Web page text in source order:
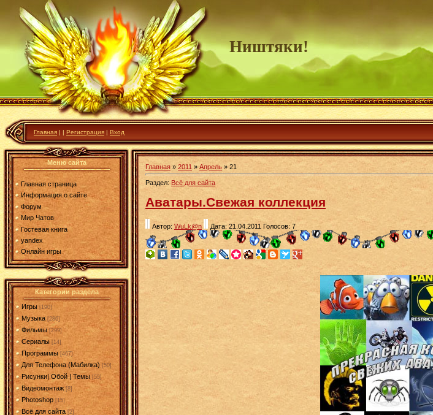
Ништяки!
Главная | | Регистрация | Вход
Меню сайта
Главная страница
Информация о сайте
Форум
Мир Чатов
Гостевая книга
yandex
Онлайн игры
Категории раздела
Игры [190]
Музыка [286]
Фильмы [299]
Сериалы [14]
Программы [467]
Для Телефона (Мабилка) [50]
Рисунки| Обой | Темы [55]
Видеомонтаж [8]
Photoshop [15]
Всё для сайта [2]
Главная » 2011 » Апрель » 21
Раздел: Всё для сайта
Аватары.Свежая коллекция
Автор: WuLk@n Дата: 21.04.2011 Голосов: 7